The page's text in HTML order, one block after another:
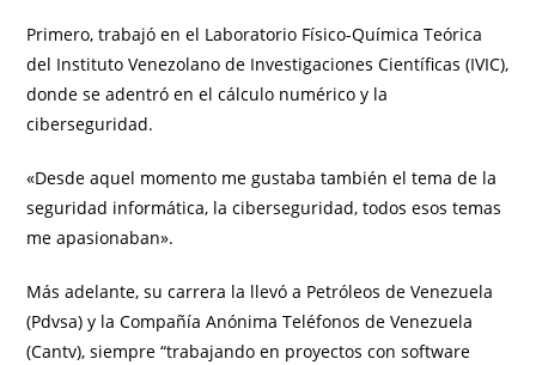
Primero, trabajó en el Laboratorio Físico-Química Teórica
del Instituto Venezolano de Investigaciones Científicas (IVIC),
donde se adentró en el cálculo numérico y la
ciberseguridad.
«Desde aquel momento me gustaba también el tema de la
seguridad informática, la ciberseguridad, todos esos temas
me apasionaban».
Más adelante, su carrera la llevó a Petróleos de Venezuela
(Pdvsa) y la Compañía Anónima Teléfonos de Venezuela
(Cantv), siempre “trabajando en proyectos con software